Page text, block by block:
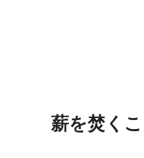
薪を焚く